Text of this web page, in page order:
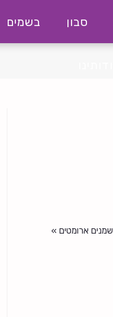
סבון בשמים
שמנים ארומטים »